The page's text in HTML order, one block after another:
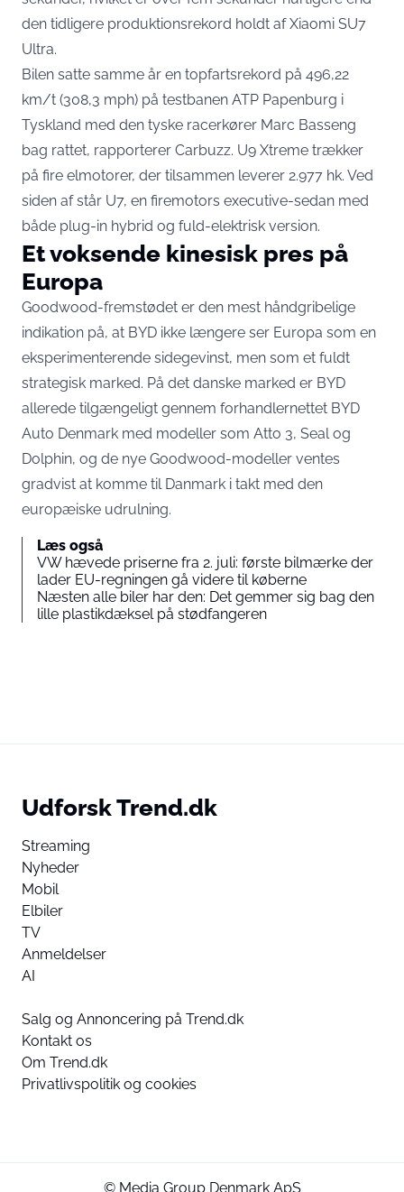
den tidligere produktionsrekord holdt af Xiaomi SU7
Ultra.
Bilen satte samme år en topfartsrekord på 496,22
km/t (308,3 mph) på testbanen ATP Papenburg i
Tyskland med den tyske racerkører Marc Basseng
bag rattet, rapporterer Carbuzz. U9 Xtreme trækker
på fire elmotorer, der tilsammen leverer 2.977 hk. Ved
siden af står U7, en firemotors executive-sedan med
både plug-in hybrid og fuld-elektrisk version.
Et voksende kinesisk pres på
Europa
Goodwood-fremstødet er den mest håndgribelige
indikation på, at BYD ikke længere ser Europa som en
eksperimenterende sidegevinst, men som et fuldt
strategisk marked. På det danske marked er BYD
allerede tilgængeligt gennem forhandlernettet BYD
Auto Denmark med modeller som Atto 3, Seal og
Dolphin, og de nye Goodwood-modeller ventes
gradvist at komme til Danmark i takt med den
europæiske udrulning.
Læs også
VW hævede priserne fra 2. juli: første bilmærke der
lader EU-regningen gå videre til køberne
Næsten alle biler har den: Det gemmer sig bag den
lille plastikdæksel på stødfangeren
Udforsk Trend.dk
Streaming
Nyheder
Mobil
Elbiler
TV
Anmeldelser
AI
Salg og Annoncering på Trend.dk
Kontakt os
Om Trend.dk
Privatlivspolitik og cookies
© Media Group Denmark ApS